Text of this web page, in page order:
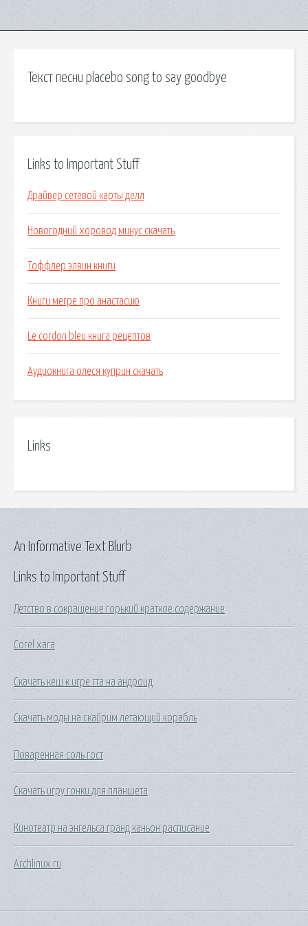
Текст песни placebo song to say goodbye
Links to Important Stuff
Драйвер сетевой карты делл
Новогодний хоровод минус скачать
Тоффлер элвин книги
Книги мегре про анастасию
Le cordon bleu книга рецептов
Аудиокнига олеся куприн скачать
Links
Links to Important Stuff
Детство в сокращение горький краткое содержание
Corel xara
Скачать кеш к игре гта на андроид
Скачать моды на скайрим летающий корабль
Поваренная соль гост
Скачать игру гонки для планшета
Кинотеатр на энгельса гранд каньон расписание
Archlinux ru
An Informative Text Blurb